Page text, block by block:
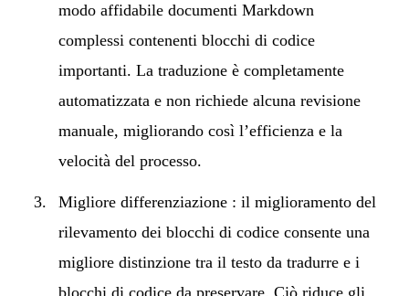
modo affidabile documenti Markdown
complessi contenenti blocchi di codice
importanti. La traduzione è completamente
automatizzata e non richiede alcuna revisione
manuale, migliorando così l’efficienza e la
velocità del processo.
Migliore differenziazione : il miglioramento del
rilevamento dei blocchi di codice consente una
migliore distinzione tra il testo da tradurre e i